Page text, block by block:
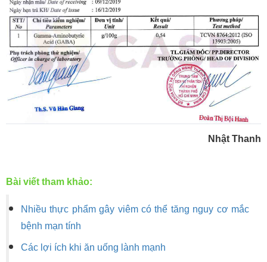
Nhật Thanh
Bài viết tham khảo:
Nhiều thực phẩm gây viêm có thể tăng nguy cơ mắc
bệnh mạn tính
Các lợi ích khi ăn uống lành mạnh